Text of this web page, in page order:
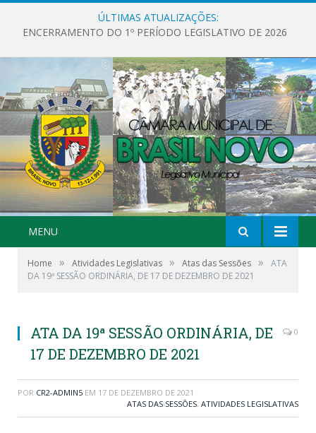
ÚLTIMAS ATUALIZAÇÕES:
ENCERRAMENTO DO 1º PERÍODO LEGISLATIVO DE 2026
MENU
Home » Atividades Legislativas » Atas das Sessões »
ATA
DA 19ª SESSÃO ORDINÁRIA, DE 17 DE DEZEMBRO DE 2021
ATA DA 19ª SESSÃO ORDINÁRIA, DE
17 DE DEZEMBRO DE 2021
0
POR CR2-ADMIN5 EM 17 DE DEZEMBRO DE 2021
ATAS DAS SESSÕES, ATIVIDADES LEGISLATIVAS